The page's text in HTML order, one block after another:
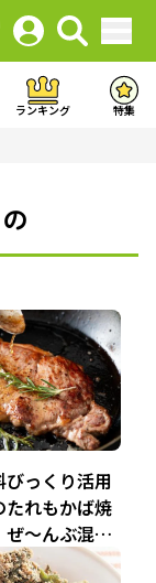
ランキング 特集
っくり活用
れもかば焼
ぜ～んぶ混ぜ
味に！